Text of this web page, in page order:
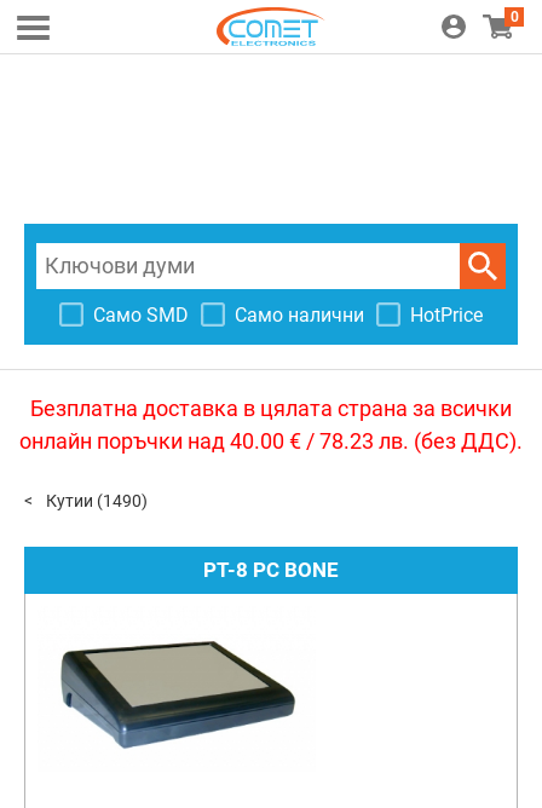
0
Само SMD Само налични HotPrice
Безплатна доставка в цялата страна за всички
онлайн поръчки над 40.00 € / 78.23 лв. (без ДДС).
Кутии (1490)
PT-8 PC BONE